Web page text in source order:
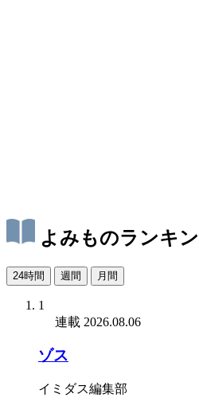
よみものランキ
24時間 週間 月間
1
連載 2026.08.06
ゾス
イミダス編集部